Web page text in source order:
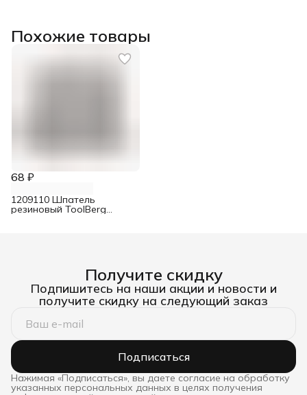
Похожие товары
68 ₽
1209110 Шпатель
резиновый ToolBerg
Получите скидку
Подпишитесь на наши акции и новости и
получите скидку на следующий заказ
Подписаться
Нажимая «Подписаться», вы даете согласие на обработку
указанных персональных данных в целях получения